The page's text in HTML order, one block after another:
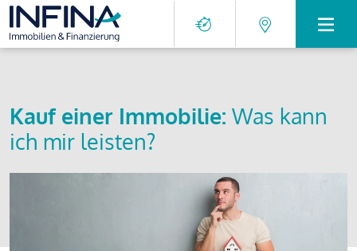
Kauf einer Immobilie: Was kann
ich mir leisten?